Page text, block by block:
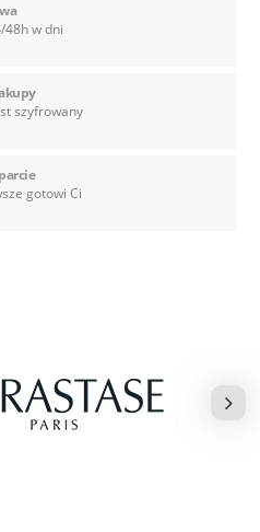
48h w dni
szyfrowany
gotowi Ci